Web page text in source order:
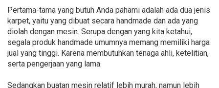
Pertama-tama yang butuh Anda pahami adalah ada dua jenis
karpet, yaitu yang dibuat secara handmade dan ada yang
diolah dengan mesin. Serupa dengan yang kita ketahui,
segala produk handmade umumnya memang memiliki harga
jual yang tinggi. Karena membutuhkan tenaga ahli, ketelitian,
serta pengerjaan yang lama.
Sedangkan buatan mesin relatif lebih murah, namun lebih